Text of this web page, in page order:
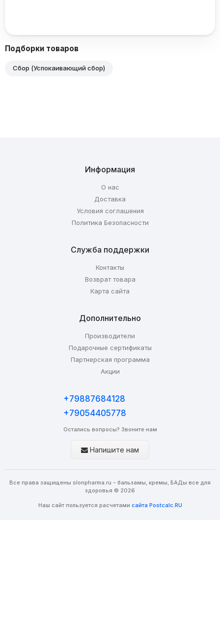
Подборки товаров
Сбор (Успокаивающий сбор)
Информация
О нас
Доставка
Условия соглашения
Политика Безопасности
Служба поддержки
Контакты
Возврат товара
Карта сайта
Дополнительно
Производители
Подарочные сертификаты
Партнерская программа
Акции
+79887684128
+79054405778
Остались вопросы? Звоните нам
Напишите нам
Все права защищены slonpharma.ru - бальзамы, кремы, БАДы все для
здоровья © 2026
Наш сайт пользуется расчетами сайта Postcalc.RU